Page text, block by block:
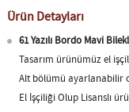
Ürün Detayları
61 Yazılı Bordo Mavi
Tasarım ürünümüz el
Alt bölümü ayarlanabilir
El İşçiliği Olup Lisanslı